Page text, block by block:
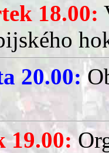
18.00:
20.00:
19.00: